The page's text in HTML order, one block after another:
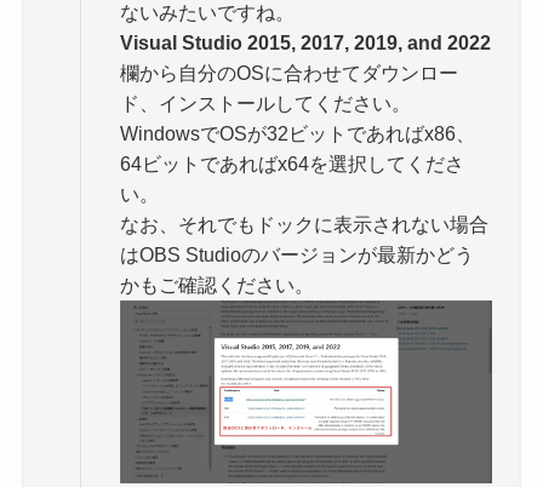
ないみたいですね。
Visual Studio 2015, 2017, 2019, and 2022
欄から自分のOSに合わせてダウンロー
ド、インストールしてください。
WindowsでOSが32ビットであればx86、
64ビットであればx64を選択してくださ
い。
なお、それでもドックに表示されない場合
はOBS Studioのバージョンが最新かどう
かもご確認ください。